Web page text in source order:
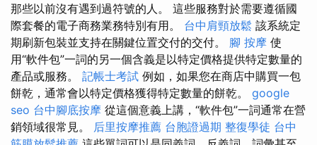
那些以前沒有遇到過符號的人。 這些服務對於需要遵循國
際套餐的電子商務業務特別有用。 台中肩頸放鬆 該系統定
期刷新包裝並支持在關鍵位置交付的交付。 腳 按摩 使
用“軟件包”一詞的另一個含義是以特定價格提供特定數量的
產品或服務。 記帳士考試 例如，如果您在商店中購買一包
餅乾，通常會以特定價格獲得特定數量的餅乾。 google
seo 台中腳底按摩 從這個意義上講，“軟件包”一詞通常在營
銷領域很常見。 后里按摩推薦 台胞證過期 整復學徒 台中